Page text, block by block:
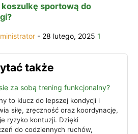
sportową do
- 28 lutego, 2025 1
także
za sobą trening funkcjonalny?
to klucz do lepszej kondycji i
siłę, zręczność oraz koordynację,
ryzyko kontuzji. Dzięki
do codziennych ruchów,